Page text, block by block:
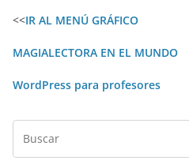
n
a
i
:
<<IR AL MENÚ GRÁFICO
MAGIALECTORA EN EL MUNDO
WordPress para profesores